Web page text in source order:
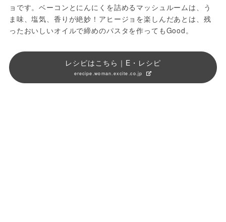
ョです。ベーコンとにんにくを詰めるマッシュルームは、う
ま味、塩気、香りが絶妙！アヒージョを楽しんだあとは、残
ったおいしいオイルで締めのパスタを作ってもGood。
レシピはこちら｜E・レシピ
erecipe.woman.excite.co.jp